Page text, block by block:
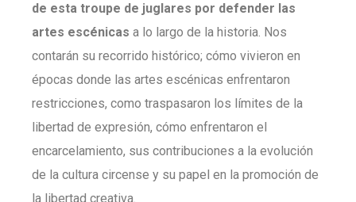
de esta troupe de juglares por defender las
artes escénicas a lo largo de la historia. Nos
contarán su recorrido histórico; cómo vivieron en
épocas donde las artes escénicas enfrentaron
restricciones, como traspasaron los límites de la
libertad de expresión, cómo enfrentaron el
encarcelamiento, sus contribuciones a la evolución
de la cultura circense y su papel en la promoción de
la libertad creativa.